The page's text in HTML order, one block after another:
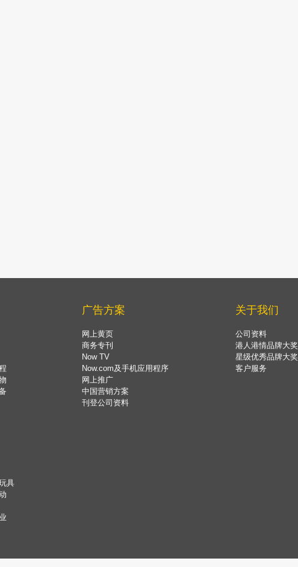
具
广告方案
网上黄页
商务专刊
Now TV
Now.com及手机应用程序
网上推广
中国营销方案
刊登公司资料
关于我们
公司资料
港人港情品牌大奖
星级优秀品牌大奖
客户服务